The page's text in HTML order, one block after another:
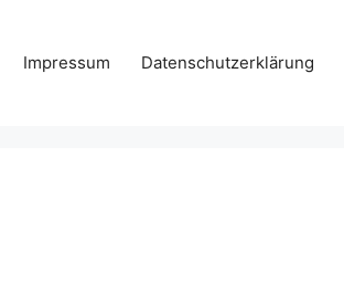
Impressum Datenschutzerklärung